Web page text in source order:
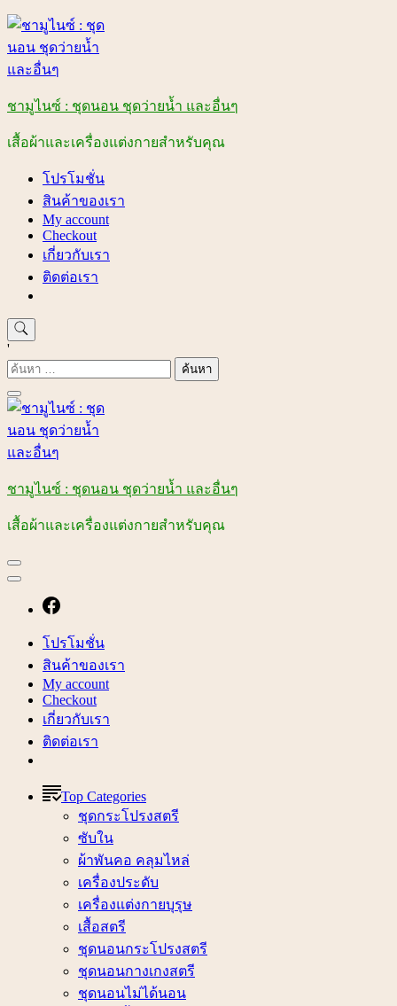
Skip
content
ชามูไนซ์ : ชุดนอน ชุดว่ายน้ำ และอื่นๆ
เสื้อผ้าและเครื่องแต่งกายสำหรับคุณ
โปรโมชั่น
สินค้าของเรา
My account
Checkout
เกี่ยวกับเรา
ติดต่อเรา
'
ค้นหา
สำหรับ:
ชามูไนซ์ : ชุดนอน ชุดว่ายน้ำ และอื่นๆ
เสื้อผ้าและเครื่องแต่งกายสำหรับคุณ
โปรโมชั่น
สินค้าของเรา
My account
Checkout
เกี่ยวกับเรา
ติดต่อเรา
Top Categories
ชุดกระโปรงสตรี
ซับใน
ผ้าพันคอ คลุมไหล่
เครื่องประดับ
เครื่องแต่งกายบุรุษ
เสื้อสตรี
ชุดนอนกระโปรงสตรี
ชุดนอนกางเกงสตรี
ชุดนอนไม่ได้นอน